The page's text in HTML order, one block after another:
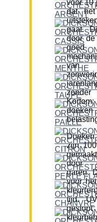
voor 10
dat
gaat.
door de
goed
zijn
door
garen.
voor
tijd.